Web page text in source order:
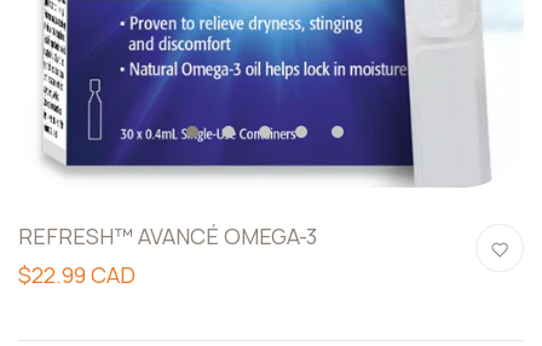
1 2 3 4 5
REFRESH™ AVANCÉ OMEGA-3
$22.99 CAD